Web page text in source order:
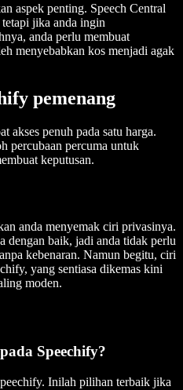
aspek penting. Speech Central
jika anda ingin
anda perlu membuat
menyebabkan kos menjadi agak
pemenang
akses penuh pada satu harga.
percubaan percuma untuk
keputusan.
anda menyemak ciri privasinya.
dengan baik, jadi anda tidak perlu
kebenaran. Namun begitu, ciri
yang sentiasa dikemas kini
moden.
Speechify?
Inilah pilihan terbaik jika